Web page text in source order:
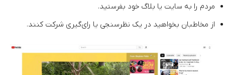
مردم را به سایت یا بلاگ خود بفرستید.
از مخاطبان بخواهید در یک نظرسنجی یا رای‌گیری شرکت کنند.